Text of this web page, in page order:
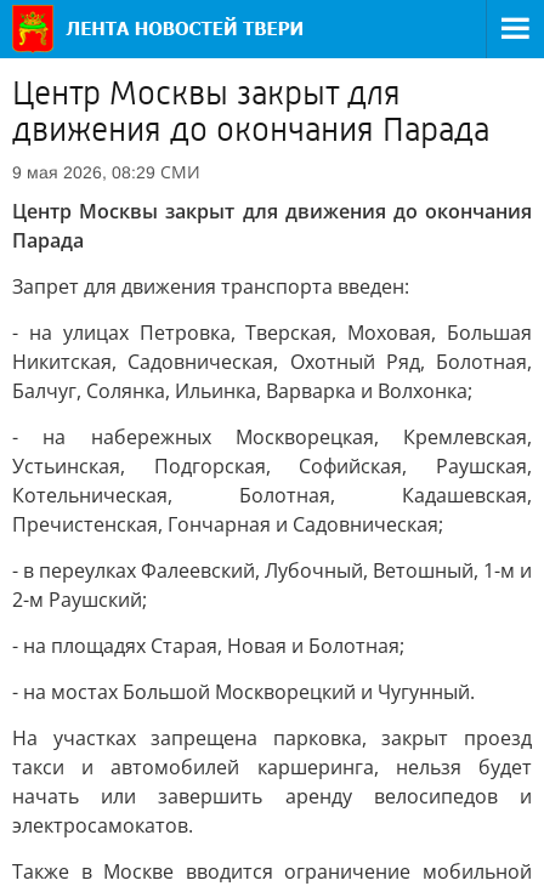
Центр Москвы закрыт для
движения до окончания Парада
9 мая 2026, 08:29 СМИ
Центр Москвы закрыт для движения до окончания
Парада
Запрет для движения транспорта введен:
- на улицах Петровка, Тверская, Моховая, Большая
Никитская, Садовническая, Охотный Ряд, Болотная,
Балчуг, Солянка, Ильинка, Варварка и Волхонка;
- на набережных Москворецкая, Кремлевская,
Устьинская, Подгорская, Софийская, Раушская,
Котельническая, Болотная, Кадашевская,
Пречистенская, Гончарная и Садовническая;
- в переулках Фалеевский, Лубочный, Ветошный, 1-м и
2-м Раушский;
- на площадях Старая, Новая и Болотная;
- на мостах Большой Москворецкий и Чугунный.
На участках запрещена парковка, закрыт проезд
такси и автомобилей каршеринга, нельзя будет
начать или завершить аренду велосипедов и
электросамокатов.
Также в Москве вводится ограничение мобильной